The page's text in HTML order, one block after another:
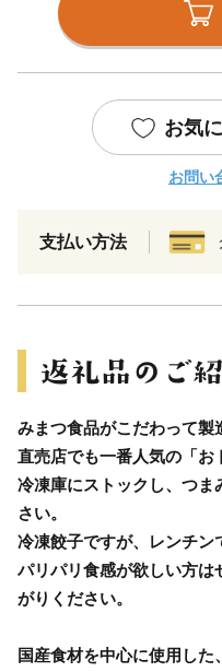
お気
お問い
支払い方法
みまつ食品がこだわって製
直売店でも一番人気の「お
冷凍庫にストックし、つま
さい。
冷凍餃子ですが、レンチン
パリパリ食感が欲しい方は
がりください。
国産食材を中心に使用し